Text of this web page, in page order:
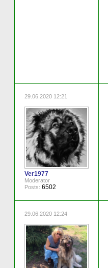
29.06.2020 12:21
Ver1977
Moderator
Posts: 6502
29.06.2020 12:24